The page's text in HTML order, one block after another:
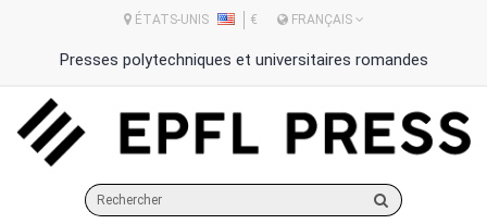
ÉTATS-UNIS € FRANÇAIS
Presses polytechniques et universitaires romandes
sur